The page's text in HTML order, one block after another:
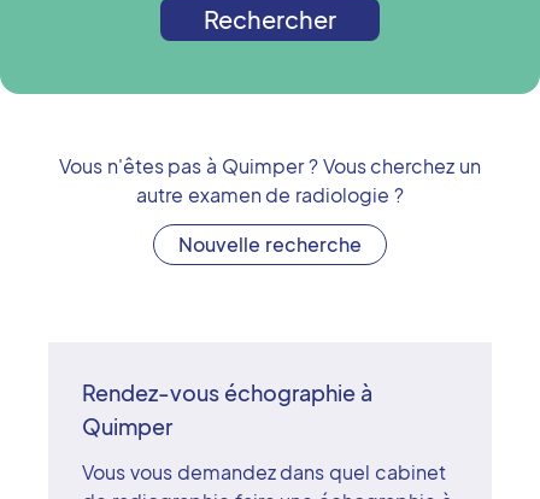
Rechercher
Vous n'êtes pas à Quimper? Vous cherchez un
autre examen de radiologie ?
Nouvelle recherche
Rendez-vous échographie à
Quimper
Vous vous demandez dans quel cabinet